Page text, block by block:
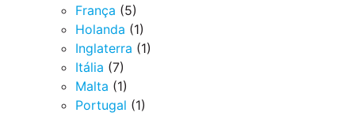
França (5)
Holanda (1)
Inglaterra (1)
Itália (7)
Malta (1)
Portugal (1)